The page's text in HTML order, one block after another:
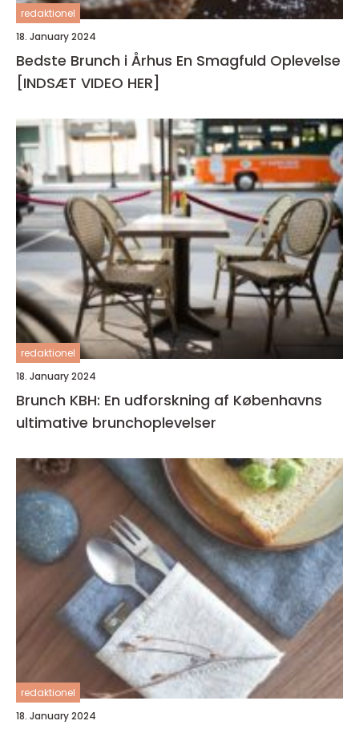
redaktionel
18. January 2024
Bedste Brunch i Århus En Smagfuld Oplevelse
[INDSÆT VIDEO HER]
redaktionel
18. January 2024
Brunch KBH: En udforskning af Københavns
ultimative brunchoplevelser
redaktionel
18. January 2024